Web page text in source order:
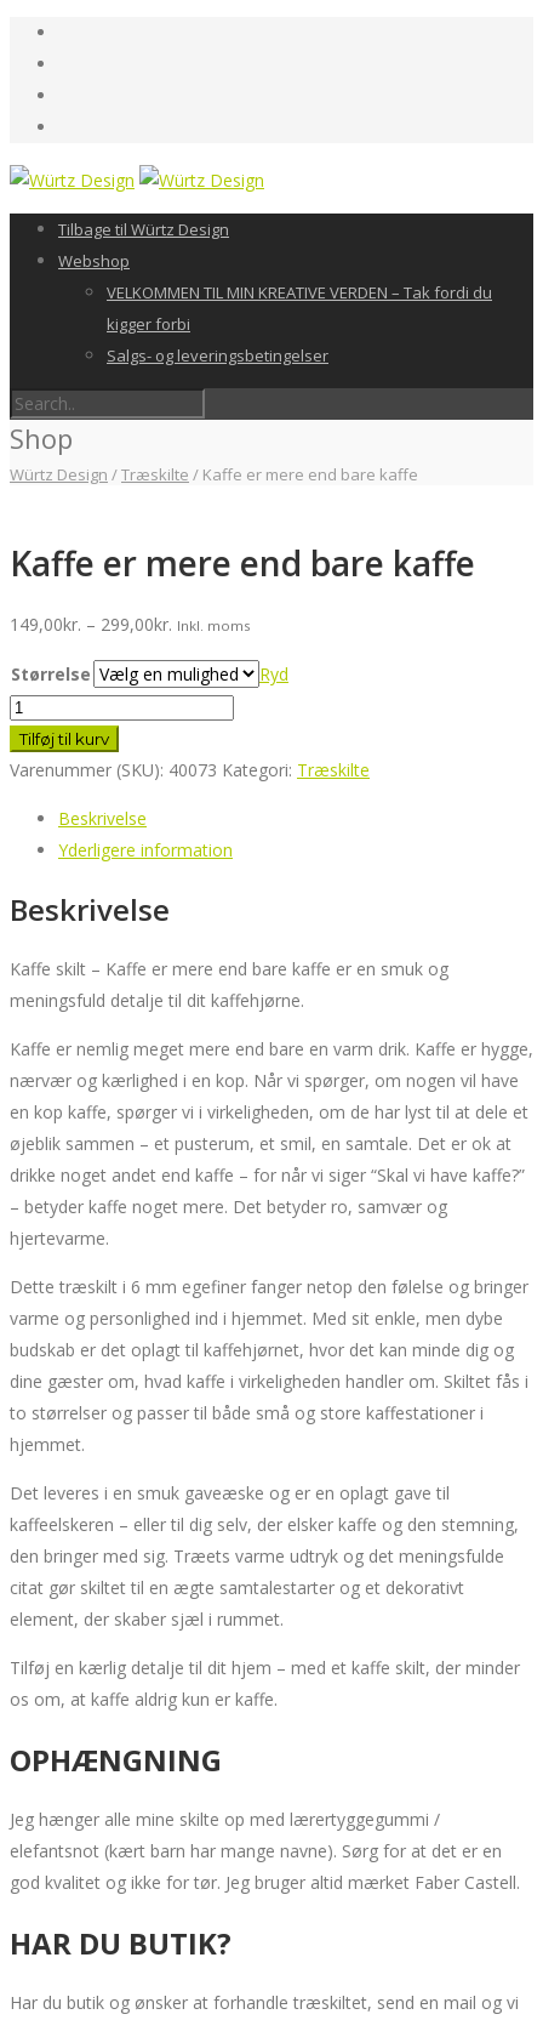
Tilbage til Würtz Design
Webshop
VELKOMMEN TIL MIN KREATIVE VERDEN – Tak fordi du
kigger forbi
Salgs- og leveringsbetingelser
Shop
Würtz Design /Træskilte / Kaffe er mere end bare kaffe
Kaffe er mere end bare kaffe
149,00kr. – 299,00kr. Prisinterval:
til
299,00kr.
Inkl. moms
Størrelse
Ryd
Kaffe
er
mere
Tilføj til kurv
Varenummer (SKU): 40073 Kategori: Træskilte
Beskrivelse
Yderligere information
Beskrivelse
Kaffe skilt – Kaffe er mere end bare kaffe er en smuk og
meningsfuld detalje til dit kaffehjørne.
Kaffe er nemlig meget mere end bare en varm drik. Kaffe er hygge,
nærvær og kærlighed i en kop. Når vi spørger, om nogen vil have
en kop kaffe, spørger vi i virkeligheden, om de har lyst til at dele et
øjeblik sammen – et pusterum, et smil, en samtale. Det er ok at
drikke noget andet end kaffe – for når vi siger “Skal vi have kaffe?”
– betyder kaffe noget mere. Det betyder ro, samvær og
hjertevarme.
Dette træskilt i 6 mm egefiner fanger netop den følelse og bringer
varme og personlighed ind i hjemmet. Med sit enkle, men dybe
budskab er det oplagt til kaffehjørnet, hvor det kan minde dig og
dine gæster om, hvad kaffe i virkeligheden handler om. Skiltet fås i
to størrelser og passer til både små og store kaffestationer i
hjemmet.
Det leveres i en smuk gaveæske og er en oplagt gave til
kaffeelskeren – eller til dig selv, der elsker kaffe og den stemning,
den bringer med sig. Træets varme udtryk og det meningsfulde
citat gør skiltet til en ægte samtalestarter og et dekorativt
element, der skaber sjæl i rummet.
Tilføj en kærlig detalje til dit hjem – med et kaffe skilt, der minder
os om, at kaffe aldrig kun er kaffe.
OPHÆNGNING
Jeg hænger alle mine skilte op med lærertyggegummi /
elefantsnot (kært barn har mange navne). Sørg for at det er en
god kvalitet og ikke for tør. Jeg bruger altid mærket Faber Castell.
HAR DU BUTIK?
Har du butik og ønsker at forhandle træskiltet, send en mail og vi